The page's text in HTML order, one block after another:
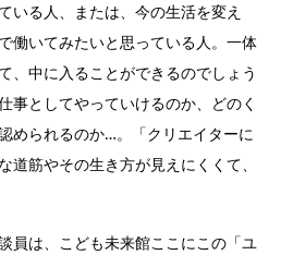
いる人、または、今の生活を変え
働いてみたいと思っている人。一体
、中に入ることができるのでしょう
事としてやっていけるのか、どのく
められるのか…。「クリエイターに
道筋やその生き方が見えにくくて、
員は、こども未来館ここにこの「ユ